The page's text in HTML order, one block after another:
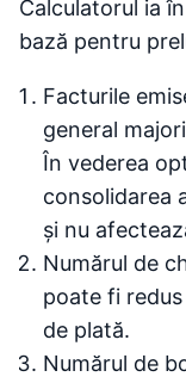
Calculatorul ia
bază pentru
Facturile
general
În vederea
consolidarea
și nu
Numărul de
poate fi
de plată.
Numărul de